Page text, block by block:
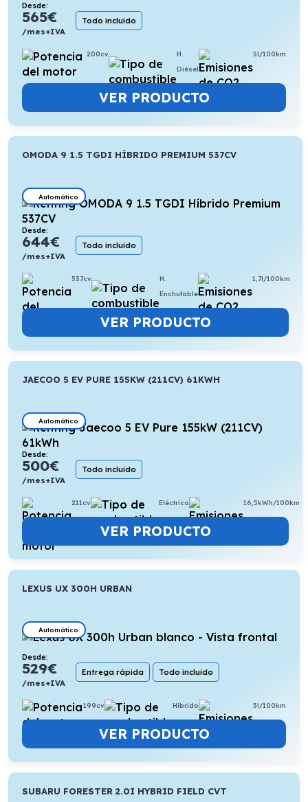
Desde:
565€
/mes+IVA
Todo incluido
200cv
H.
Diésel
5l/100km
VER PRODUCTO
OMODA 9 1.5 TGDI HÍBRIDO PREMIUM 537CV
Automático
Desde:
644€
/mes+IVA
Todo incluido
537cv
H.
Enchufable
1,7l/100km
VER PRODUCTO
JAECOO 5 EV PURE 155KW (211CV) 61KWH
Automático
Desde:
500€
/mes+IVA
Todo incluido
211cv Eléctrico 16,5kWh/100km
VER PRODUCTO
LEXUS UX 300H URBAN
Automático
Desde:
529€
/mes+IVA
Entrega rápida Todo incluido
199cv Híbrido 5l/100km
VER PRODUCTO
SUBARU FORESTER 2.0I HYBRID FIELD CVT